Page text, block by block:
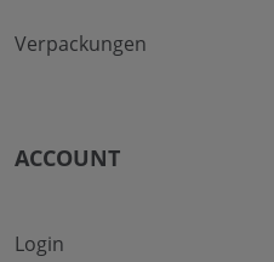
Verpackungen
ACCOUNT
Login